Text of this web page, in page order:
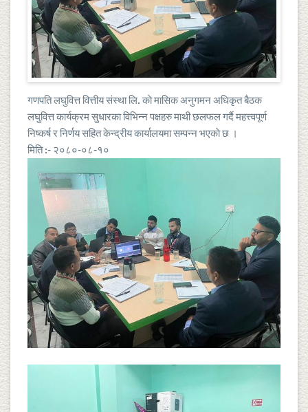
गणपति लघुवित्त वित्तीय संस्था लि. काे मासिक अनुगमन अधिकृत बैठक
लघुवित्त कार्यक्रम सुधारका विभिन्न पक्षहरु माथी छलफल गर्दै महत्त्वपूर्ण
निष्कर्ष र निर्णय सहित केन्द्रीय कार्यालयमा सम्पन्न भएकाे छ ।
मिति :- २०८०-०८-१०